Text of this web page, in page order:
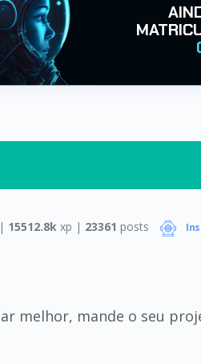
| 15512.8kxp | 23361 posts
melhor, mande o seu